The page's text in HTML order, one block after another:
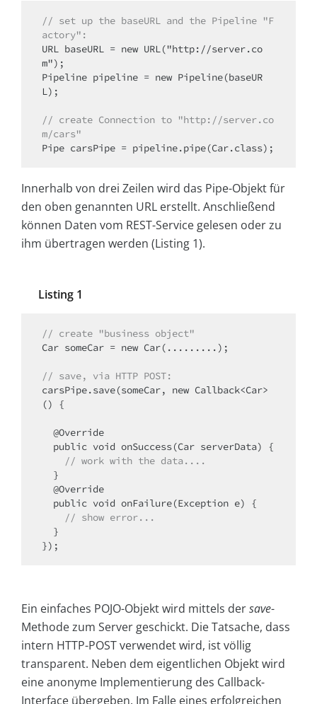
// set up the baseURL and the Pipeline "F
actory":
URL baseURL = new URL("http://server.co
m");
Pipeline pipeline = new Pipeline(baseUR
L);
// create Connection to "http://server.co
m/cars"
Pipe carsPipe = pipeline.pipe(Car.class);
Innerhalb von drei Zeilen wird das Pipe-Objekt für
den oben genannten URL erstellt. Anschließend
können Daten vom REST-Service gelesen oder zu
ihm übertragen werden (Listing 1).
Listing 1
// create "business object"
Car someCar = new Car(.........);
// save, via HTTP POST:
carsPipe.save(someCar, new Callback<Car>
() {
// work with the data....
// show error...
});
Ein einfaches POJO-Objekt wird mittels dersave-
Methode zum Server geschickt. Die Tatsache, dass
intern HTTP-POST verwendet wird, ist völlig
transparent. Neben dem eigentlichen Objekt wird
eine anonyme Implementierung des Callback-
Interface übergeben. Im Falle eines erfolgreichen